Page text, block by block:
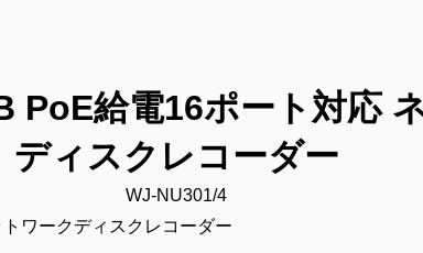
PoE給電16ポート対応
ディスクレコーダー
WJ-NU301/4